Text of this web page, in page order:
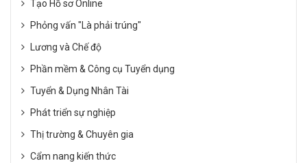
Tạo Hồ sơ Online
Phỏng vấn "Là phải trúng"
Lương và Chế độ
Phần mềm & Công cụ Tuyển dụng
Tuyển & Dụng Nhân Tài
Phát triển sự nghiệp
Thị trường & Chuyên gia
Cẩm nang kiến thức